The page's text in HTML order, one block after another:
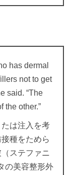
has dermal
not to get
said. “The
the other.”
たは注入を考
種をためら
ステファニ
の美容整形外